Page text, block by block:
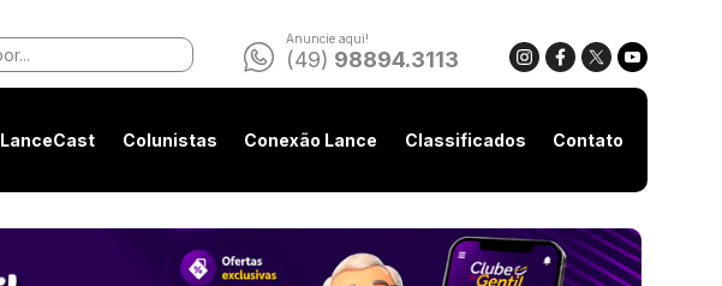
Anuncie aqui!
(49) 98894.3113
LanceCast Colunistas Conexão Lance Classificados Contato